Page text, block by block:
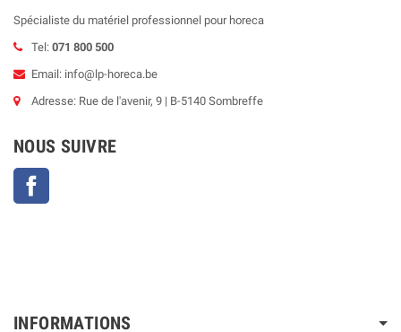
Spécialiste du matériel professionnel pour horeca
Tel: 071 800 500
Email: info@lp-horeca.be
Adresse: Rue de l'avenir, 9 | B-5140 Sombreffe
NOUS SUIVRE
INFORMATIONS